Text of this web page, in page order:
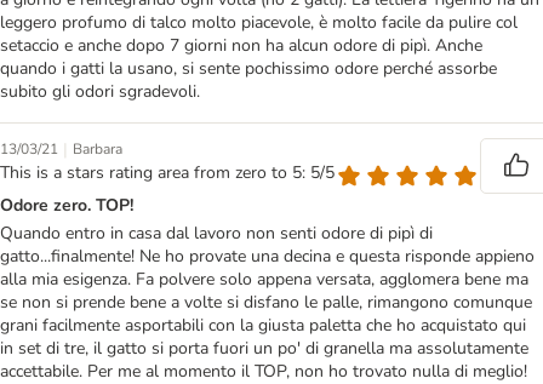
leggero profumo di talco molto piacevole, è molto facile da pulire col
setaccio e anche dopo 7 giorni non ha alcun odore di pipì. Anche
quando i gatti la usano, si sente pochissimo odore perché assorbe
subito gli odori sgradevoli.
13/03/21 | Barbara
This is a stars rating area from zero to 5: 5/5
Odore zero. TOP!
Quando entro in casa dal lavoro non senti odore di pipì di
gatto...finalmente! Ne ho provate una decina e questa risponde appieno
alla mia esigenza. Fa polvere solo appena versata, agglomera bene ma
se non si prende bene a volte si disfano le palle, rimangono comunque
grani facilmente asportabili con la giusta paletta che ho acquistato qui
in set di tre, il gatto si porta fuori un po' di granella ma assolutamente
accettabile. Per me al momento il TOP, non ho trovato nulla di meglio!